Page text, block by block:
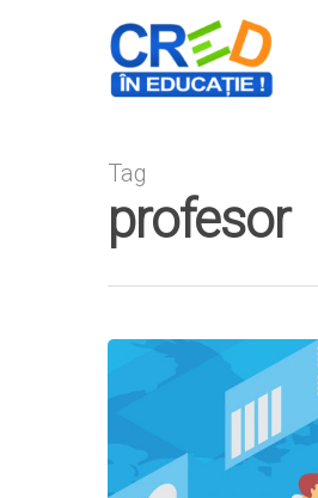
Hit enter to
Tag
profesor